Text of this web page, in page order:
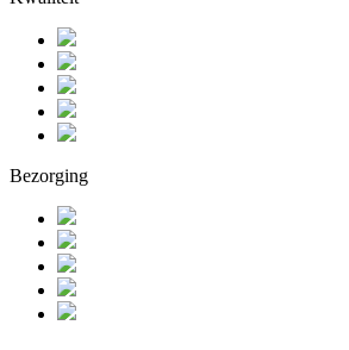
Bezorging